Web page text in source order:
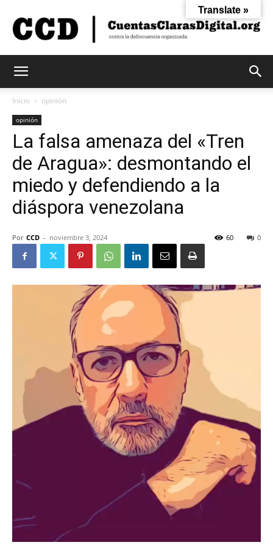
Claras
Digital
Inicio opinión
opinión
La falsa amenaza del «Tren
de Aragua»: desmontando el
miedo y defendiendo a la
diáspora venezolana
Por CCD - noviembre 3, 2024 0
60
Translate »